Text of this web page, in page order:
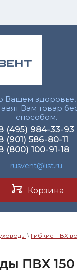
Вашем здоровье,
Вам товар
способом.
(495) 984-33-93
(901) 586-80-11
(800) 100-91-18
rusvent@list.ru
Корзина
\ Гибкие ПВХ
ПВХ 150